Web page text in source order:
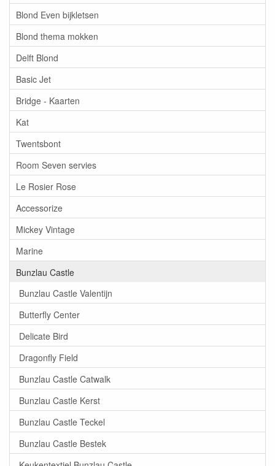
Blond Even bijkletsen
Blond thema mokken
Delft Blond
Basic Jet
Bridge - Kaarten
Kat
Twentsbont
Room Seven servies
Le Rosier Rose
Accessorize
Mickey Vintage
Marine
Bunzlau Castle
Bunzlau Castle Valentijn
Butterfly Center
Delicate Bird
Dragonfly Field
Bunzlau Castle Catwalk
Bunzlau Castle Kerst
Bunzlau Castle Teckel
Bunzlau Castle Bestek